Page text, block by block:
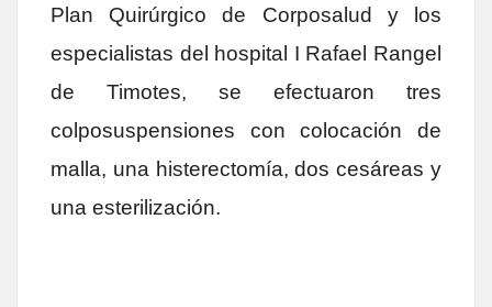
Plan Quirúrgico de Corposalud y los
especialistas del hospital I Rafael Rangel
de Timotes, se efectuaron tres
colposuspensiones con colocación de
malla, una histerectomía, dos cesáreas y
una esterilización.